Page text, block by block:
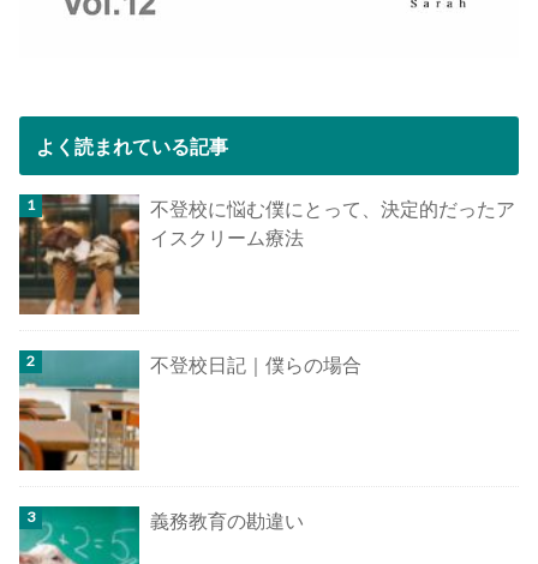
よく読まれている記事
不登校に悩む僕にとって、決定的だったア
イスクリーム療法
不登校日記｜僕らの場合
義務教育の勘違い